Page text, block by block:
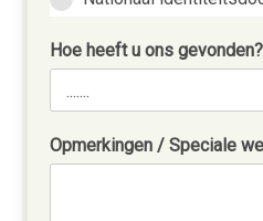
Hoe heeft u ons gevonden?
Opmerkingen / Speciale